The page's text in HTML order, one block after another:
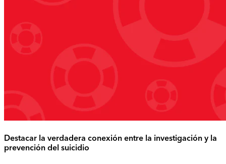
Destacar la verdadera conexión entre la investigación y la
prevención del suicidio